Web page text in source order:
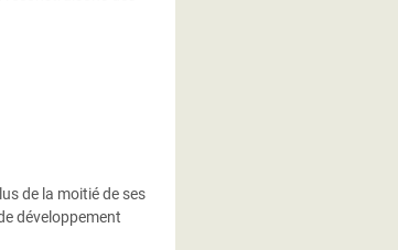
de la moitié de ses
développement